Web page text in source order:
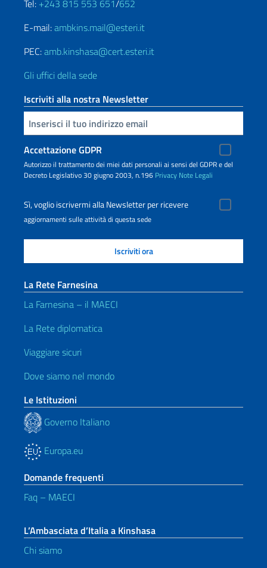
Tel: +243 815 553 651/652
E-mail:ambkins.mail@esteri.it
PEC:amb.kinshasa@cert.esteri.it
Gli uffici della sede
Iscriviti alla nostra Newsletter
Inserisci la tua email
Accettazione GDPR
Autorizzo il trattamento dei miei dati personali ai sensi del GDPR e del
Decreto Legislativo 30 giugno 2003, n.196 Privacy Note Legali
Sì, voglio iscrivermi alla Newsletter per ricevere
aggiornamenti sulle attività di questa sede
La Rete Farnesina
La Farnesina – il MAECI
La Rete diplomatica
Viaggiare sicuri
Dove siamo nel mondo
Le Istituzioni
Governo Italiano
Europa.eu
Domande frequenti
Faq – MAECI
L’Ambasciata d’Italia a Kinshasa
Chi siamo